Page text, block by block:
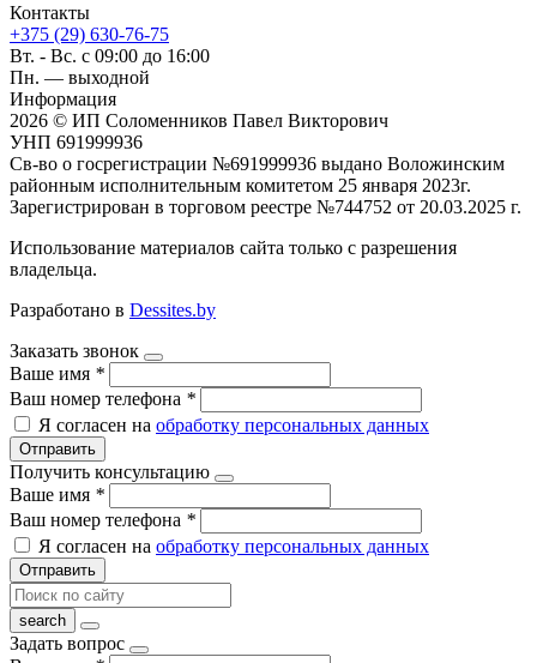
Контакты
+375 (29) 630-76-75
Вт. - Вс. с 09:00 до 16:00
Пн. — выходной
Информация
2026 © ИП Соломенников Павел Викторович
УНП 691999936
Св-во о госрегистрации №691999936 выдано Воложинским
районным исполнительным комитетом 25 января 2023г.
Зарегистрирован в торговом реестре №744752 от 20.03.2025 г.
Использование материалов сайта только с разрешения
владельца.
Разработано в Dessites.by
Заказать звонок
Ваше имя *
Ваш номер телефона *
Я согласен на обработку персональных данных
Отправить
Получить консультацию
Ваше имя *
Ваш номер телефона *
Я согласен на обработку персональных данных
Отправить
Задать вопрос